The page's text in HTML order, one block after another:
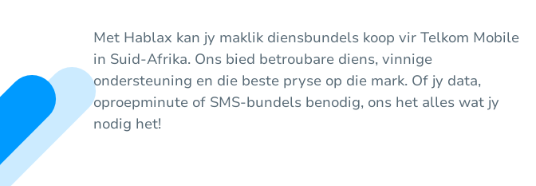
Met Hablax kan jy maklik diensbundels koop vir Telkom Mobile
in Suid-Afrika. Ons bied betroubare diens, vinnige
ondersteuning en die beste pryse op die mark. Of jy data,
oproepminute of SMS-bundels benodig, ons het alles wat jy
nodig het!